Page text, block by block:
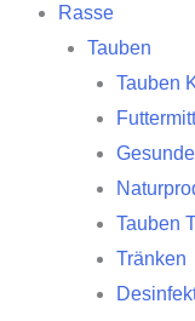
Rasse
Tauben
Tauben
Tauben
Tränken